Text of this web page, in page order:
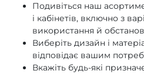
Подивіться наш
і кабінетів, включно з
використання й
Виберіть дизайн і
відповідає вашим
Вкажіть будь-які